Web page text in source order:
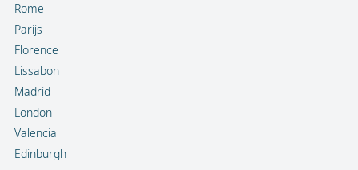
Rome
Parijs
Florence
Lissabon
Madrid
London
Valencia
Edinburgh